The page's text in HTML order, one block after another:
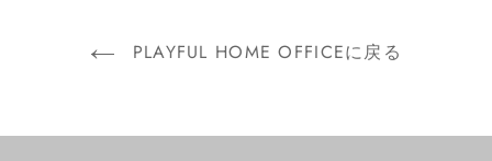
PLAYFUL HOME OFFICEに戻る